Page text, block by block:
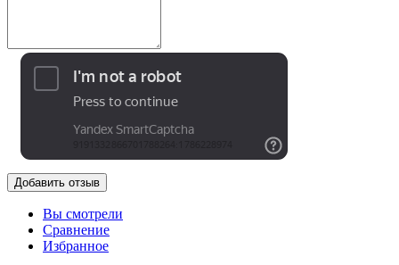
Добавить отзыв
Вы смотрели
Сравнение
Избранное